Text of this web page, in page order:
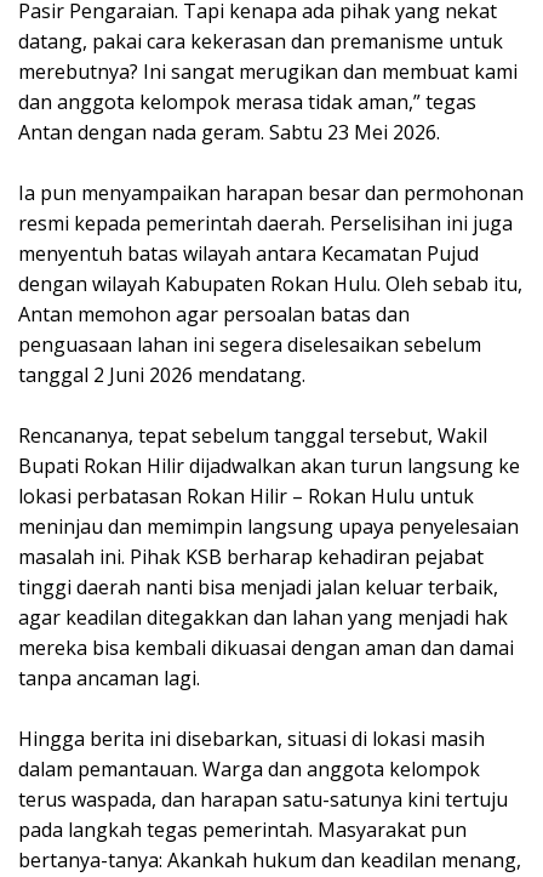
Pasir Pengaraian. Tapi kenapa ada pihak yang nekat
datang, pakai cara kekerasan dan premanisme untuk
merebutnya? Ini sangat merugikan dan membuat kami
dan anggota kelompok merasa tidak aman,” tegas
Antan dengan nada geram. Sabtu 23 Mei 2026.
Ia pun menyampaikan harapan besar dan permohonan
resmi kepada pemerintah daerah. Perselisihan ini juga
menyentuh batas wilayah antara Kecamatan Pujud
dengan wilayah Kabupaten Rokan Hulu. Oleh sebab itu,
Antan memohon agar persoalan batas dan
penguasaan lahan ini segera diselesaikan sebelum
tanggal 2 Juni 2026 mendatang.
Rencananya, tepat sebelum tanggal tersebut, Wakil
Bupati Rokan Hilir dijadwalkan akan turun langsung ke
lokasi perbatasan Rokan Hilir – Rokan Hulu untuk
meninjau dan memimpin langsung upaya penyelesaian
masalah ini. Pihak KSB berharap kehadiran pejabat
tinggi daerah nanti bisa menjadi jalan keluar terbaik,
agar keadilan ditegakkan dan lahan yang menjadi hak
mereka bisa kembali dikuasai dengan aman dan damai
tanpa ancaman lagi.
Hingga berita ini disebarkan, situasi di lokasi masih
dalam pemantauan. Warga dan anggota kelompok
terus waspada, dan harapan satu-satunya kini tertuju
pada langkah tegas pemerintah. Masyarakat pun
bertanya-tanya: Akankah hukum dan keadilan menang,